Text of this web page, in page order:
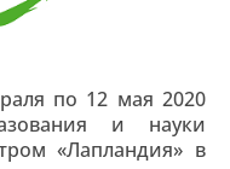
по 12 мая 2020
и науки
«Лапландия» в